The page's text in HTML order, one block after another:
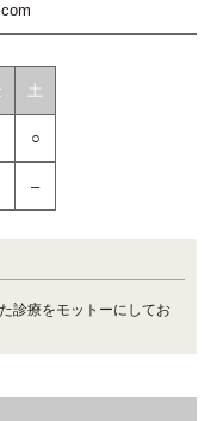
土
○
–
診療をモットーにしてお